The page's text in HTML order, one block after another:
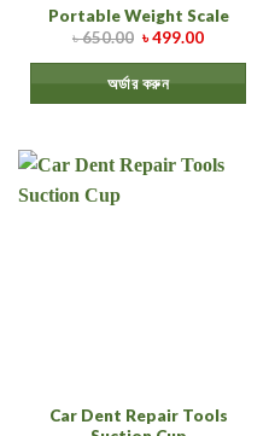
Portable Weight Scale
৳650.00 ৳499.00
অর্ডার করুন
Car Dent Repair Tools